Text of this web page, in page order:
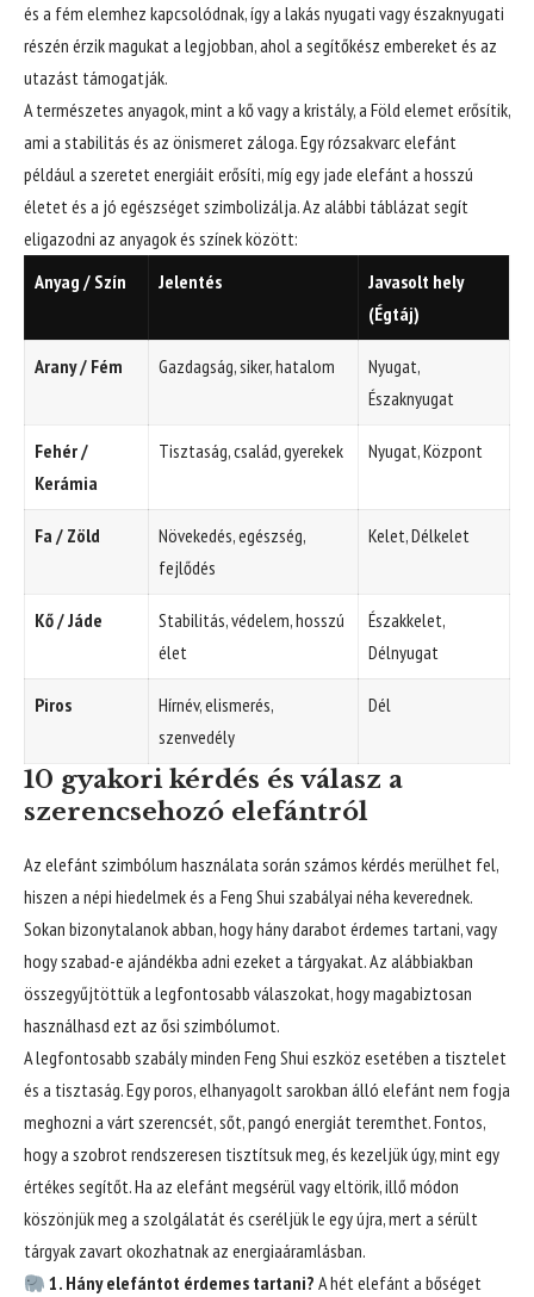
és a fém elemhez kapcsolódnak, így a lakás nyugati vagy északnyugati
részén érzik magukat a legjobban, ahol a segítőkész embereket és az
utazást támogatják.
A természetes anyagok, mint a kő vagy a kristály, a Föld elemet erősítik,
ami a stabilitás és az önismeret záloga. Egy rózsakvarc elefánt
például a szeretet energiáit erősíti, míg egy jade elefánt a hosszú
életet és a jó egészséget szimbolizálja. Az alábbi táblázat segít
eligazodni az anyagok és színek között:
Anyag / Szín
Jelentés
Javasolt hely
(Égtáj)
Arany / Fém Gazdagság, siker, hatalom
Nyugat,
Északnyugat
Fehér /
Kerámia
Tisztaság, család, gyerekek Nyugat, Központ
Fa / Zöld
Növekedés, egészség,
fejlődés
Kelet, Délkelet
Kő / Jáde
Stabilitás, védelem, hosszú
élet
Északkelet,
Délnyugat
Piros
Hírnév, elismerés,
szenvedély
Dél
10 gyakori kérdés és válasz a
szerencsehozó elefántról
Az elefánt szimbólum használata során számos kérdés merülhet fel,
hiszen a népi hiedelmek és a Feng Shui szabályai néha keverednek.
Sokan bizonytalanok abban, hogy hány darabot érdemes tartani, vagy
hogy szabad-e ajándékba adni ezeket a tárgyakat. Az alábbiakban
összegyűjtöttük a legfontosabb válaszokat, hogy magabiztosan
használhasd ezt az ősi szimbólumot.
A legfontosabb szabály minden Feng Shui eszköz esetében a tisztelet
és a tisztaság. Egy poros, elhanyagolt sarokban álló elefánt nem fogja
meghozni a várt szerencsét, sőt, pangó energiát teremthet. Fontos,
hogy a szobrot rendszeresen tisztítsuk meg, és kezeljük úgy, mint egy
értékes segítőt. Ha az elefánt megsérül vagy eltörik, illő módon
köszönjük meg a szolgálatát és cseréljük le egy újra, mert a sérült
tárgyak zavart okozhatnak az energiaáramlásban.
1. Hány elefántot érdemes tartani? A hét elefánt a bőséget